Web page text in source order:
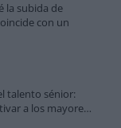
la subida de
con un
talento sénior:
a los mayore…